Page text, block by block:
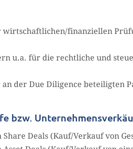
finanziellen
u.a. für die rechtliche und
der Due Diligence beteiligten
bzw.
Deals (Kauf/Verkauf von